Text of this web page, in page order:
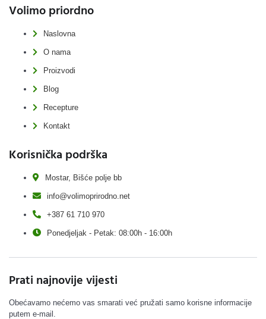
Volimo priordno
Naslovna
O nama
Proizvodi
Blog
Recepture
Kontakt
Korisnička podrška
Mostar, Bišće polje bb
info@volimoprirodno.net
+387 61 710 970
Ponedjeljak - Petak: 08:00h - 16:00h
Prati najnovije vijesti
Obećavamo nećemo vas smarati već pružati samo korisne informacije
putem e-mail.